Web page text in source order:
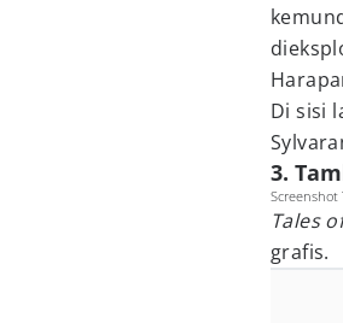
Di sisi
3.
Screenshot
Tales
grafis.